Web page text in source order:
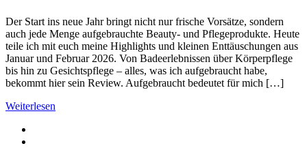
Der Start ins neue Jahr bringt nicht nur frische Vorsätze, sondern
auch jede Menge aufgebrauchte Beauty- und Pflegeprodukte. Heute
teile ich mit euch meine Highlights und kleinen Enttäuschungen aus
Januar und Februar 2026. Von Badeerlebnissen über Körperpflege
bis hin zu Gesichtspflege – alles, was ich aufgebraucht habe,
bekommt hier sein Review. Aufgebraucht bedeutet für mich […]
Weiterlesen